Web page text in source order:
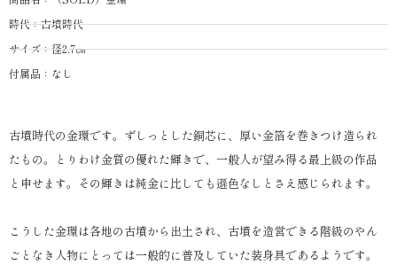
時代：古墳時代
サイズ：径2.7㎝
付属品：なし
古墳時代の金環です。ずしっとした銅芯に、厚い金箔を巻きつけ造られ
たもの。とりわけ金質の優れた輝きで、一般人が望み得る最上級の作品
と申せます。その輝きは純金に比しても遜色なしとさえ感じられます。
こうした金環は各地の古墳から出土され、古墳を造営できる階級のやん
ごとなき人物にとっては一般的に普及していた装身具であるようです。